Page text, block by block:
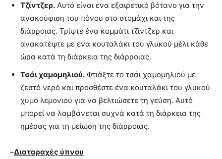
Τζίντζερ. Αυτό είναι ένα εξαιρετικό βότανο για την
ανακούφιση του πόνου στο στομάχι και της
διάρροιας. Τρίψτε ένα κομμάτι τζίντζερ και
ανακατέψτε με ένα κουταλάκι του γλυκού μέλι κάθε
ώρα κατά τη διάρκεια της διάρροιας.
Τσάι χαμομηλιού. Φτιάξτε το τσάι χαμομηλιού με
ζεστό νερό και προσθέστε ένα κουταλάκι του γλυκού
χυμό λεμονιού για να βελτιώσετε τη γεύση. Αυτό
μπορεί να λαμβάνεται συχνά κατά τη διάρκεια της
ημέρας για τη μείωση της διάρροιας.
–Διαταραχές ύπνου